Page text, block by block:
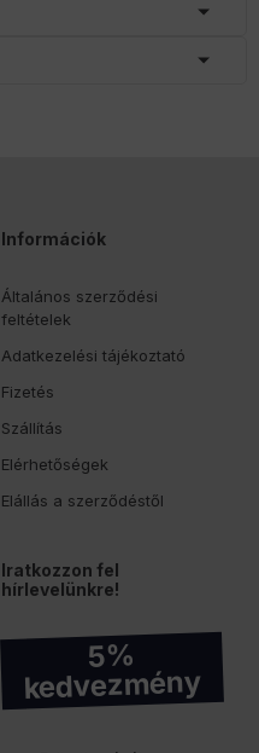
Információk
Általános szerződési
feltételek
Adatkezelési tájékoztató
Fizetés
Szállítás
Elérhetőségek
Elállás a szerződéstől
Iratkozzon fel
hírlevelünkre!
5%
kedvezmény